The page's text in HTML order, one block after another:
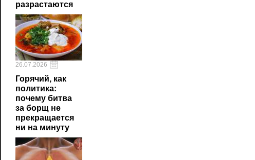
разрастаются
26.07.2026
Горячий, как
политика:
почему битва
за борщ не
прекращается
ни на минуту